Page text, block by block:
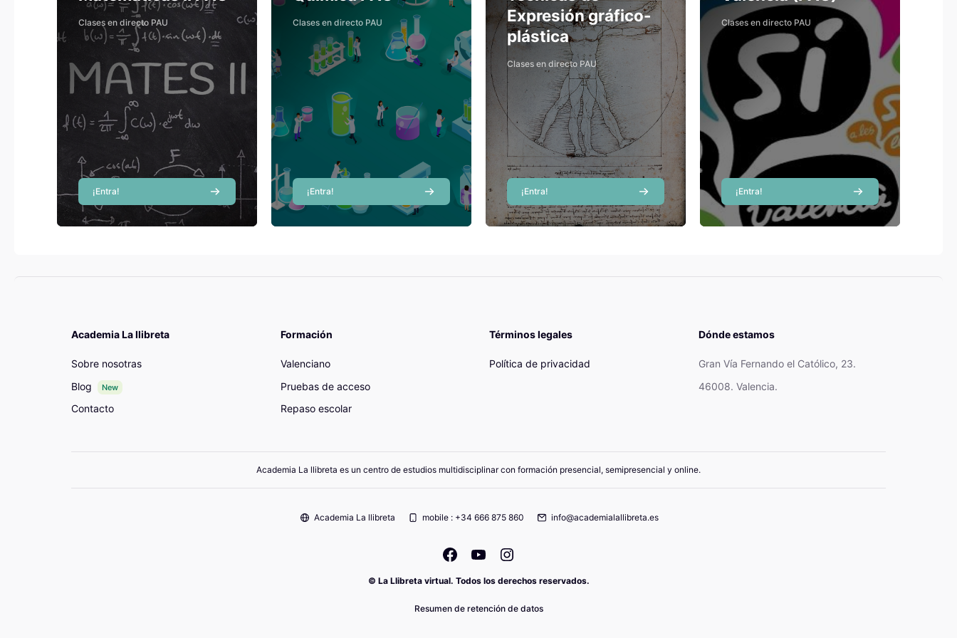
Elena Bellver Sanchis
Profesor
Andrea Esparcia
Córcoles
Profesor
Rosa María García
Ferrando
Profesor
Clases en directo PAU
¡Entra!
Profesor/a
Elena Bellver Sanchis
Profesor/a
Córcoles
Profesor/a
Mireia Pérez
Clases en directo PAU
¡Entra!
Expresión gráfico-
plástica
Clases en directo PAU
¡Entra!
Mar Albir Fernández
Profesor
Ricardo Hernández
Profesor
Carlos Martínez
Asensi
Profesor
Víctor Navas Gracia
Profesor
Clases en directo PAU
¡Entra!
Academia La llibreta
Sobre nosotras
Blog
New
Contacto
Formación
Valenciano
Pruebas de acceso
Repaso escolar
Términos legales
Política de privacidad
Dónde estamos
Gran Vía Fernando el Católico, 23.
46008. Valencia.
Academia La llibreta es un centro de estudios multidisciplinar con formación presencial, semipresencial y online.
Academia La llibreta mobile : +34 666 875 860 info@academialallibreta.es
© La Llibreta virtual. Todos los derechos reservados.
Resumen de retención de datos